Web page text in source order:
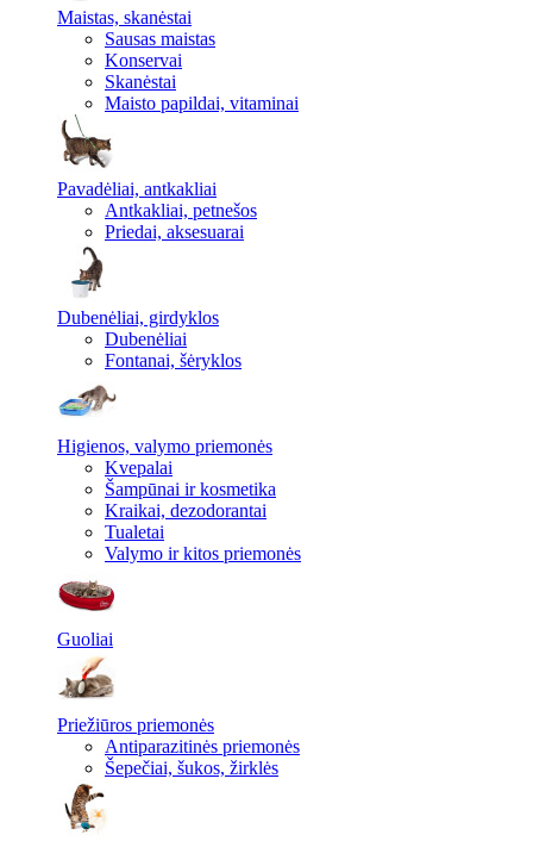
Maistas, skanėstai
Sausas maistas
Konservai
Skanėstai
Maisto papildai, vitaminai
Pavadėliai, antkakliai
Antkakliai, petnešos
Priedai, aksesuarai
Dubenėliai, girdyklos
Dubenėliai
Fontanai, šėryklos
Higienos, valymo priemonės
Kvepalai
Šampūnai ir kosmetika
Kraikai, dezodorantai
Tualetai
Valymo ir kitos priemonės
Guoliai
Priežiūros priemonės
Antiparazitinės priemonės
Šepečiai, šukos, žirklės